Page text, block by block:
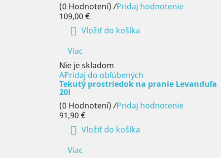
(0 Hodnotení) /Pridaj hodnotenie
109,00 €
 Vložiť do košíka
Viac
Nie je skladom
APridaj do obľúbených
Tekutý prostriedok na pranie Levanduľa
20l
(0 Hodnotení) /Pridaj hodnotenie
91,90 €
 Vložiť do košíka
Viac